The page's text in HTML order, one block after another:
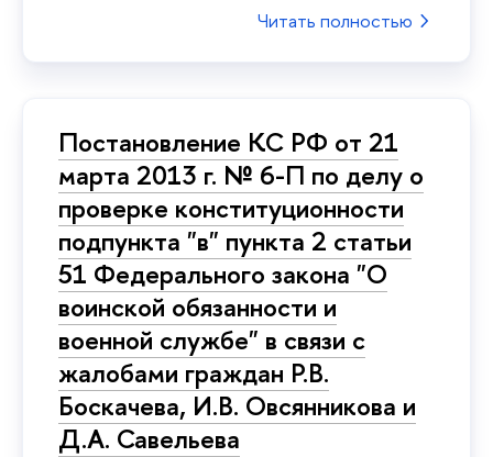
Читать полностью
Постановление КС РФ от 21
марта 2013 г. № 6-П по делу о
проверке конституционности
подпункта "в" пункта 2 статьи
51 Федерального закона "О
воинской обязанности и
военной службе" в связи с
жалобами граждан Р.В.
Боскачева, И.В. Овсянникова и
Д.А. Савельева